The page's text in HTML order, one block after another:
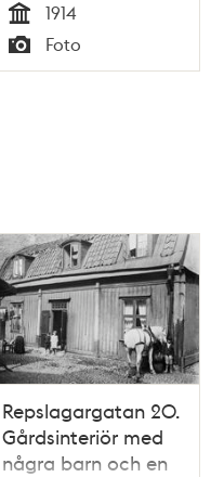
Tid
1914
Typ
Foto
Repslagargatan 20.
Gårdsinteriör med
några barn och en